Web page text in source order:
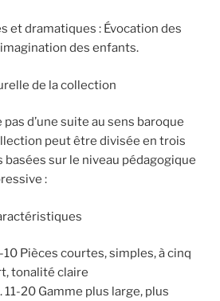
et dramatiques : Évocation des
des enfants.
de la collection
pas d’une suite au sens baroque
peut être divisée en trois
sur le niveau pédagogique
:
10 Pièces courtes, simples, à cinq
tonalité claire
20 Gamme plus large, plus